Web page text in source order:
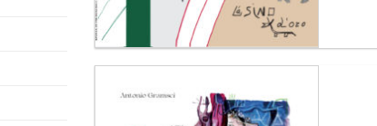
Aggiungi